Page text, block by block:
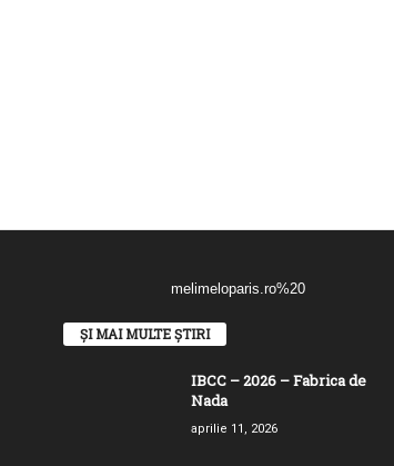
ȘI MAI MULTE ȘTIRI
IBCC – 2026 – Fabrica de
Nada
aprilie 11, 2026